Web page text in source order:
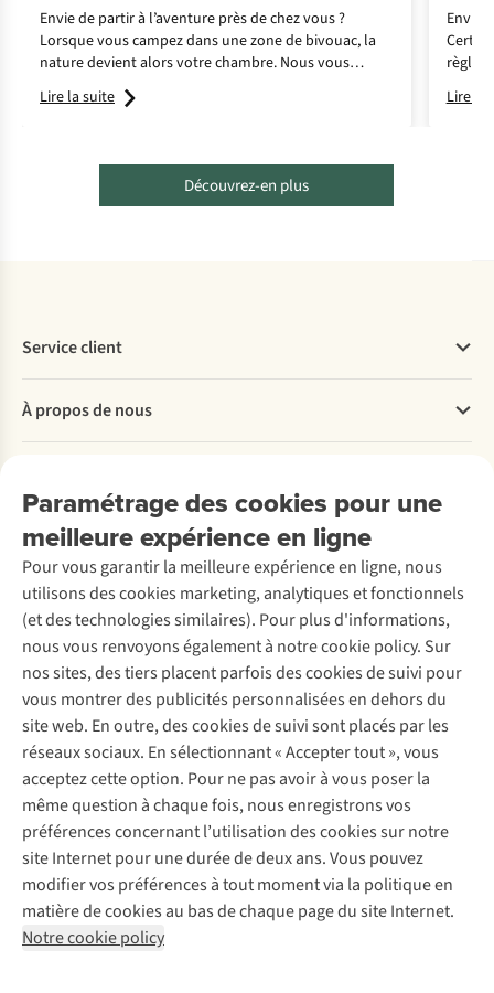
Envie de partir à l’aventure près de chez vous ?
Lorsque vous campez dans une zone de bivouac, la
nature devient alors votre chambre. Nous vous
partageons 6 zones légales en Belgique où le retour à
l’essentiel prend tout son sens.
Lire la suite
Envie
règles
Lire la
Découvrez-en plus
Paramétrage des cookies pour une
meilleure expérience en ligne
Pour vous garantir la meilleure expérience en ligne, nous
utilisons des cookies marketing, analytiques et fonctionnels
(et des technologies similaires). Pour plus d'informations,
nous vous renvoyons également à notre cookie policy. Sur
nos sites, des tiers placent parfois des cookies de suivi pour
vous montrer des publicités personnalisées en dehors du
site web. En outre, des cookies de suivi sont placés par les
réseaux sociaux. En sélectionnant « Accepter tout », vous
acceptez cette option. Pour ne pas avoir à vous poser la
même question à chaque fois, nous enregistrons vos
préférences concernant l’utilisation des cookies sur notre
site Internet pour une durée de deux ans. Vous pouvez
modifier vos préférences à tout moment via la politique en
matière de cookies au bas de chaque page du site Internet.
Notre cookie policy
Service client
Commander
Payer
Retourner
Rétractation d'une commande
Entretien & réparations
Garantie
Contactez-nous
À propos de nous
Entreprise responsable
À propos d’Ayacucho
Nos magasins
À propos d’A.S.Adventure
Déclaration d'accessibilité
Location / Location sports d’hiver
Seconde-main
Entretien de ski
Service de lavage
Entretien de chaussures
Réparation de chaussures
Réparation de vêtements
Retouches
Pour les entreprises
Découvrez
A.S.Magazine
Explore Camp
Expertise & conseils
Abonnez-vous à la newsletter
Suivez-nous
Mentions légales
Politique de confidentialité
Conditions générales
Cookie Policy